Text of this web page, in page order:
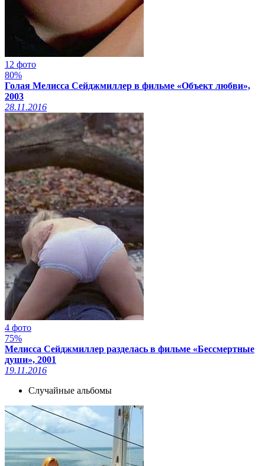
12 фото
80%
Голая Мелисса Сейджмиллер в фильме «Объект любви»,
2003
28.11.2016
4 фото
75%
Мелисса Сейджмиллер разделась в фильме «Бессмертные
души», 2001
19.11.2016
Случайные альбомы